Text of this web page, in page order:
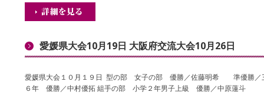
愛媛県大会10月19日 大阪府交流大会10月26日
愛媛県大会１０月１９日 型の部 女子の部 優勝／佐藤明希 準優勝／
６年 優勝／中村優拓 組手の部 小学２年男子上級 優勝／中原蓮